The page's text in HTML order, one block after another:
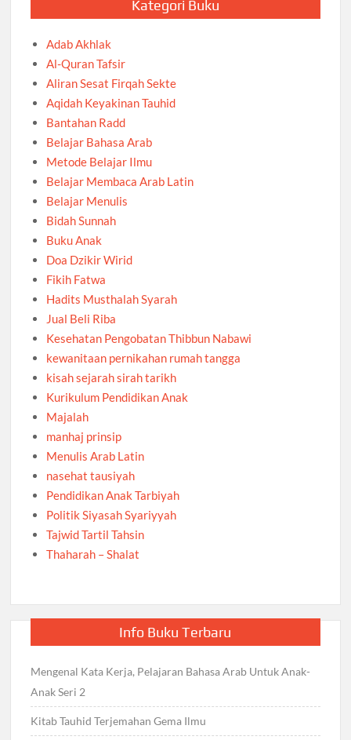
Kategori Buku
Adab Akhlak
Al-Quran Tafsir
Aliran Sesat Firqah Sekte
Aqidah Keyakinan Tauhid
Bantahan Radd
Belajar Bahasa Arab
Metode Belajar Ilmu
Belajar Membaca Arab Latin
Belajar Menulis
Bidah Sunnah
Buku Anak
Doa Dzikir Wirid
Fikih Fatwa
Hadits Musthalah Syarah
Jual Beli Riba
Kesehatan Pengobatan Thibbun Nabawi
kewanitaan pernikahan rumah tangga
kisah sejarah sirah tarikh
Kurikulum Pendidikan Anak
Majalah
manhaj prinsip
Menulis Arab Latin
nasehat tausiyah
Pendidikan Anak Tarbiyah
Politik Siyasah Syariyyah
Tajwid Tartil Tahsin
Thaharah – Shalat
Info Buku Terbaru
Mengenal Kata Kerja, Pelajaran Bahasa Arab Untuk Anak-
Anak Seri 2
Kitab Tauhid Terjemahan Gema Ilmu